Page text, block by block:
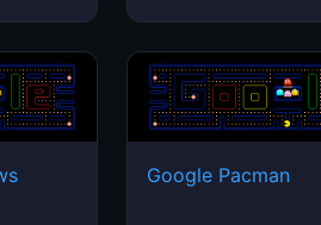
Google Pacman